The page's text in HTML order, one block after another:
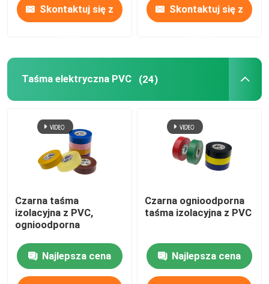
Dom
Filmy
Wycieczka po fabryce
Kontrola jakości
Skontaktuj się z Skontaktuj się z
Taśma elektryczna PVC (24)
Czarna taśma
izolacyjna z PVC,
ognioodporna
Najlepsza cena
Czarna ognioodporna
taśma izolacyjna z PVC
Najlepsza cena